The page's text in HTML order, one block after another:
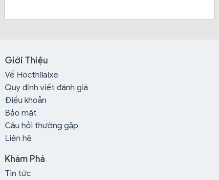
Giáo viên tận tâm, uy tín, kinh nghiệm 12 năm trong
giảng dạy lái xe, có nhiều phương pháp truyền đạt hay
giúp học viên học nhanh, nhớ lâu
Đào tạo khắp nơi trên thành phố Hồ Chí Minh
Học lái xe nhanh có bằng nhưng vẫn đầy đủ kiến thức
Giới Thiệu
Về Hocthilaixe
Quy định viết đánh giá
Điều khoản
Bảo mật
Câu hỏi thường gặp
Liên hệ
Khám Phá
Tin tức